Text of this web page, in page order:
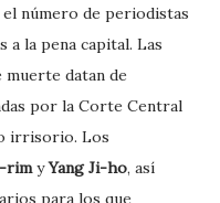
el número de periodistas
a la pena capital. Las
muerte datan de
por la Corte Central
irrisorio. Los
rimyYang Ji-ho, así
para los que